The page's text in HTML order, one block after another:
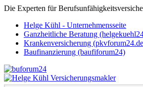
Die Experten für
Helge Kühl - Unternehmensseite
Ganzheitliche Beratung
Krankenversicherung
Baufinanzierung (baufiforum24)